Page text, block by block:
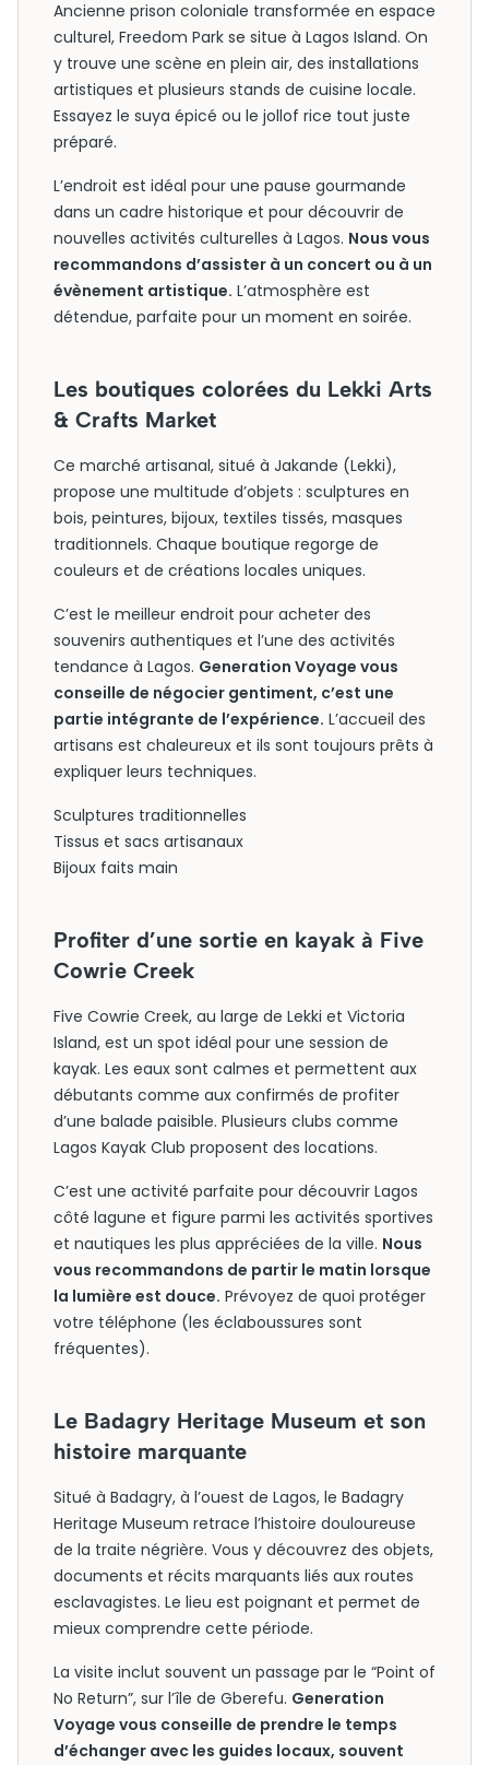
Ancienne prison coloniale transformée en espace
culturel, Freedom Park se situe à Lagos Island. On
y trouve une scène en plein air, des installations
artistiques et plusieurs stands de cuisine locale.
Essayez le suya épicé ou le jollof rice tout juste
préparé.
L’endroit est idéal pour une pause gourmande
dans un cadre historique et pour découvrir de
nouvelles activités culturelles à Lagos. Nous vous
recommandons d’assister à un concert ou à un
évènement artistique. L’atmosphère est
détendue, parfaite pour un moment en soirée.
Les boutiques colorées du Lekki Arts
& Crafts Market
Ce marché artisanal, situé à Jakande (Lekki),
propose une multitude d’objets : sculptures en
bois, peintures, bijoux, textiles tissés, masques
traditionnels. Chaque boutique regorge de
couleurs et de créations locales uniques.
C’est le meilleur endroit pour acheter des
souvenirs authentiques et l’une des activités
tendance à Lagos. Generation Voyage vous
conseille de négocier gentiment, c’est une
partie intégrante de l’expérience. L’accueil des
artisans est chaleureux et ils sont toujours prêts à
expliquer leurs techniques.
Sculptures traditionnelles
Tissus et sacs artisanaux
Bijoux faits main
Profiter d’une sortie en kayak à Five
Cowrie Creek
Five Cowrie Creek, au large de Lekki et Victoria
Island, est un spot idéal pour une session de
kayak. Les eaux sont calmes et permettent aux
débutants comme aux confirmés de profiter
d’une balade paisible. Plusieurs clubs comme
Lagos Kayak Club proposent des locations.
C’est une activité parfaite pour découvrir Lagos
côté lagune et figure parmi les activités sportives
et nautiques les plus appréciées de la ville. Nous
vous recommandons de partir le matin lorsque
la lumière est douce. Prévoyez de quoi protéger
votre téléphone (les éclaboussures sont
fréquentes).
Le Badagry Heritage Museum et son
histoire marquante
Situé à Badagry, à l’ouest de Lagos, le Badagry
Heritage Museum retrace l’histoire douloureuse
de la traite négrière. Vous y découvrez des objets,
documents et récits marquants liés aux routes
esclavagistes. Le lieu est poignant et permet de
mieux comprendre cette période.
La visite inclut souvent un passage par le “Point of
No Return”, sur l’île de Gberefu. Generation
Voyage vous conseille de prendre le temps
d’échanger avec les guides locaux, souvent